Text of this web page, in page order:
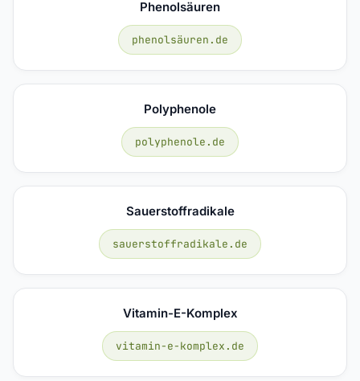
Phenolsäuren
phenolsäuren.de
Polyphenole
polyphenole.de
Sauerstoffradikale
sauerstoffradikale.de
Vitamin-E-Komplex
vitamin-e-komplex.de